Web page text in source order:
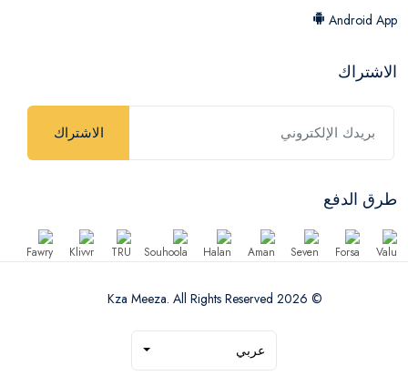
Android App
الاشتراك
الاشتراك
طرق الدفع
© 2026 Kza Meeza. All Rights Reserved
عربي